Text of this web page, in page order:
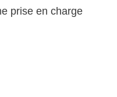
prise en charge